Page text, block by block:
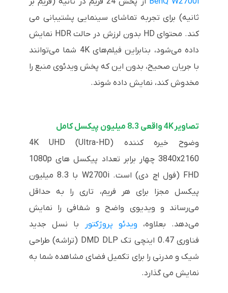
ثانیه) برای تجربه تماشای سینمایی پشتیبانی می
کند. محتوای HD بدون لرزش در حالت HDR نمایش
داده می‌شود، بنابراین فیلم‌های 4K شما می‌توانند
با جریان صحیح، بدون این که پخش ویدئوی منبع را
مخدوش کند، نمایش داده شوند.
تصاویر 4K واقعی 8.3 میلیون پیکسل کامل
وضوح خیره کننده 4K UHD (Ultra-HD)
3840x2160 چهار برابر تعداد پیکسل های 1080p
FHD (فول اچ دی) است. W2700i با 8.3 میلیون
پیکسل مجزا برای هر فریم، تاری را به حداقل
می‌رساند و ویدیوی واضح و شفافی را نمایش
می‌دهد. بعلاوه، ویدئو پروژکتور
با نسل جدید
فناوری 0.47 اینچی تک DMD DLP (تراشه) طراحی
شیک و مدرنی را برای تکمیل فضای مشاهده شما به
نمایش می گذارد.